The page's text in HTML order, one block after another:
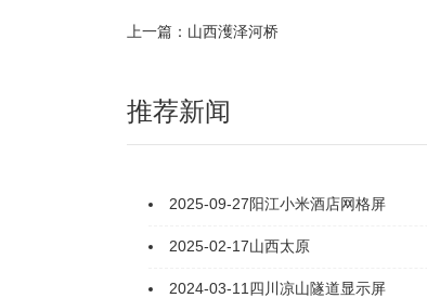
上一篇：山西濩泽河桥
推荐新闻
2025-09-27阳江小米酒店网格屏
2025-02-17山西太原
2024-03-11 四川凉山隧道显示屏